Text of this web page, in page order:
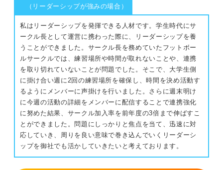
（リーダーシップが強みの場合）
私はリーダーシップを発揮できる人材です。学生時代にサ
ークル長として運営に携わった際に、リーダーシップを養
うことができました。サークル長を務めていたフットボー
ルサークルでは、練習場所や時間が取れないことや、連携
を取り切れていないことが問題でした。そこで、大学生側
に掛け合い週に2回の練習場所を確保し、時間を決め活動す
るようにメンバーに声掛けを行いました。さらに週末明け
に今週の活動の詳細をメンバーに配信することで連携強化
に努めた結果、サークル加入率を前年度の3倍まで伸ばすこ
とができました。問題にしっかりと焦点を当て、迅速に対
応していき、周りを良い意味で巻き込んでいくリーダーシ
ップを御社でも活かしていきたいと考えております。